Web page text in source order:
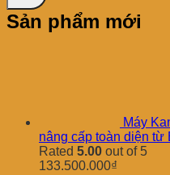
Sản phẩm mới
Máy
nâng cấp toàn diện từ
Rated 5.00 out of 5
133.500.000₫